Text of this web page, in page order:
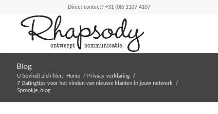
Direct contact? +31 (0)6 1107 4107
Blog
U bevindt zich hier: Home / Privacy verklaring
/
7 Datingtips voor het vinden van nieuwe klanten in jouw netwerk
/
Sprookje_blog